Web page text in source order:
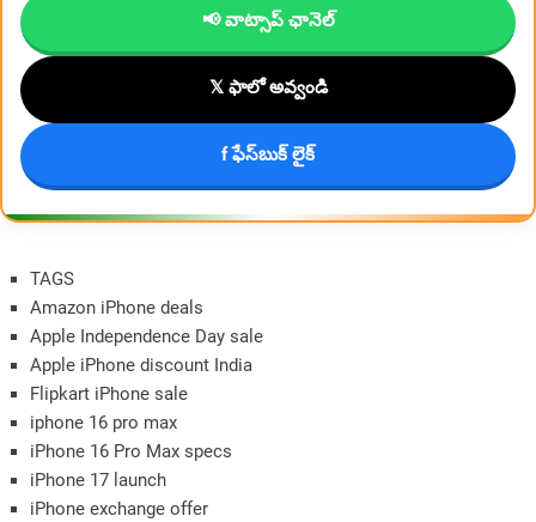
📢 వాట్సాప్ ఛానెల్
𝕏 ఫాలో అవ్వండి
f ఫేస్‌బుక్ లైక్
TAGS
Amazon iPhone deals
Apple Independence Day sale
Apple iPhone discount India
Flipkart iPhone sale
iphone 16 pro max
iPhone 16 Pro Max specs
iPhone 17 launch
iPhone exchange offer